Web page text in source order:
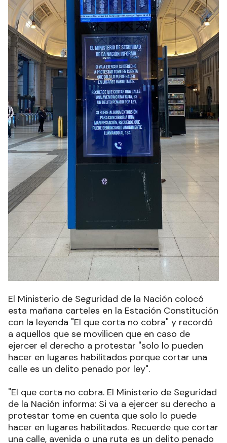
El Ministerio de Seguridad de la Nación colocó
esta mañana carteles en la Estación Constitución
con la leyenda "El que corta no cobra" y recordó
a aquellos que se movilicen que en caso de
ejercer el derecho a protestar "solo lo pueden
hacer en lugares habilitados porque cortar una
calle es un delito penado por ley".
"El que corta no cobra. El Ministerio de Seguridad
de la Nación informa: Si va a ejercer su derecho a
protestar tome en cuenta que solo lo puede
hacer en lugares habilitados. Recuerde que cortar
una calle, avenida o una ruta es un delito penado